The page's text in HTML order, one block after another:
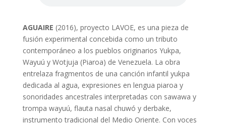
AGUAIRE (2016), proyecto LAVOE, es una pieza de
fusión experimental concebida como un tributo
contemporáneo a los pueblos originarios Yukpa,
Wayuú y Wotjuja (Piaroa) de Venezuela. La obra
entrelaza fragmentos de una canción infantil yukpa
dedicada al agua, expresiones en lengua piaroa y
sonoridades ancestrales interpretadas con sawawa y
trompa wayuú, flauta nasal chuwó y derbake,
instrumento tradicional del Medio Oriente. Con voces